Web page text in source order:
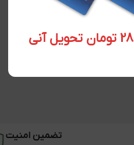
تضمین امنیت